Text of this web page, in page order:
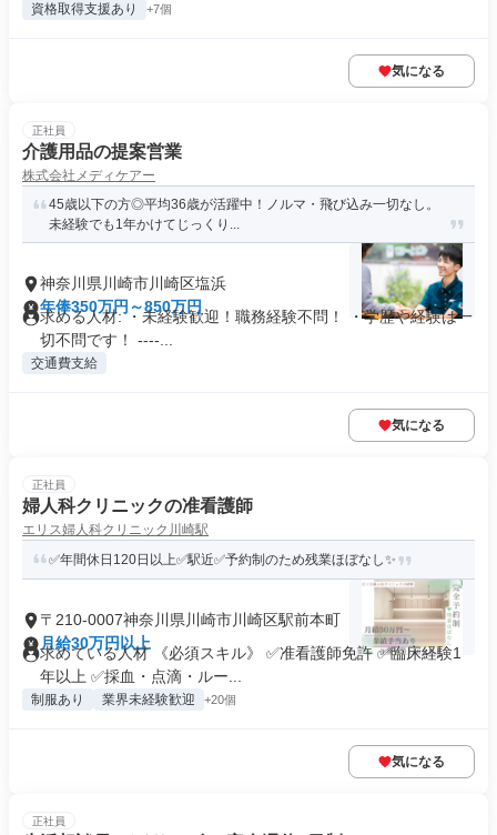
資格取得支援あり +7個
気になる
正社員
介護用品の提案営業
株式会社メディケアー
45歳以下の方◎平均36歳が活躍中！ノルマ・飛び込み一切なし。
未経験でも1年かけてじっくり...
神奈川県川崎市川崎区塩浜
年俸350万円～850万円
求める人材: ・未経験歓迎！職務経験不問！ ・学歴や経験は一
切不問です！ ----...
交通費支給
気になる
正社員
婦人科クリニックの准看護師
エリス婦人科クリニック川崎駅
✅年間休日120日以上✅駅近✅予約制のため残業ほぼなし✨
〒210-0007神奈川県川崎市川崎区駅前本町
月給30万円以上
求めている人材 《必須スキル》 ✅准看護師免許 ✅臨床経験1
年以上 ✅採血・点滴・ルー...
制服あり 業界未経験歓迎 +20個
気になる
正社員